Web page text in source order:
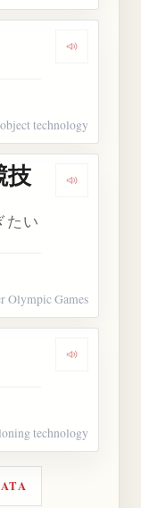
Dengarkan
object technology
技
たい
Olympic Games
Dengarkan
technology